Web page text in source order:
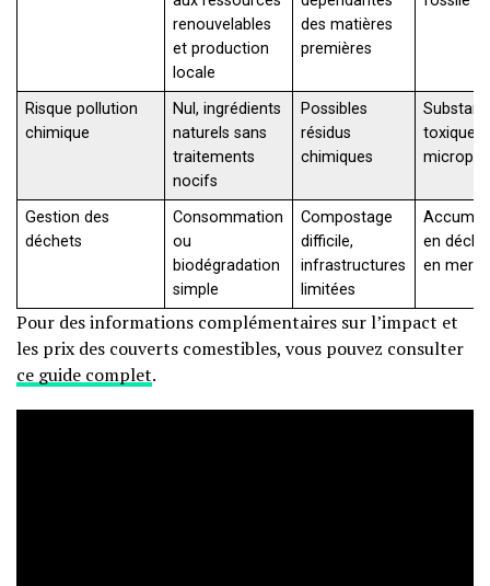
renouvelables
et production
locale
des matières
premières
Risque pollution
chimique
Nul, ingrédients
naturels sans
traitements
nocifs
Possibles
résidus
chimiques
toxiques
Gestion des
déchets
Consommation
ou
biodégradation
simple
Compostage
difficile,
infrastructures
limitées
en
en mer
Pour des informations complémentaires sur l’impact et
les prix des couverts comestibles, vous pouvez consulter
ce guide complet.